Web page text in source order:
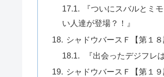
『ついにスバルとミ
い人達が登場？！』
シャドウバースＦ【第１
『出会ったデジフレ
シャドウバースＦ【第１